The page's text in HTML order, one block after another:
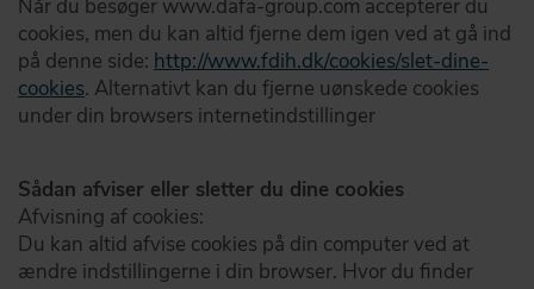
Når du besøger www.dafa-group.com accepterer du
cookies, men du kan altid fjerne dem igen ved at gå ind
på denne side: http://www.fdih.dk/cookies/slet-dine-
cookies. Alternativt kan du fjerne uønskede cookies
under din browsers internetindstillinger
Sådan afviser eller sletter du dine cookies
Afvisning af cookies:
Du kan altid afvise cookies på din computer ved at
ændre indstillingerne i din browser. Hvor du finder